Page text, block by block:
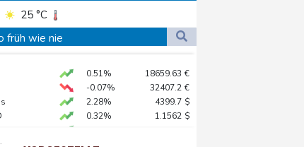
25 °C
früh wie nie
in Rotterdam
für Lkw
0.51% 18659.63 €
-0.07% 32407.2 €
2.28% 4399.7 $
0.32% 1.1562 $
1.67%